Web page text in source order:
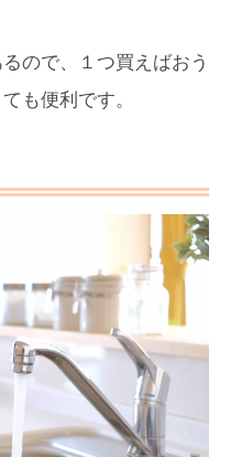
ので、１つ買えばおう
も便利です。